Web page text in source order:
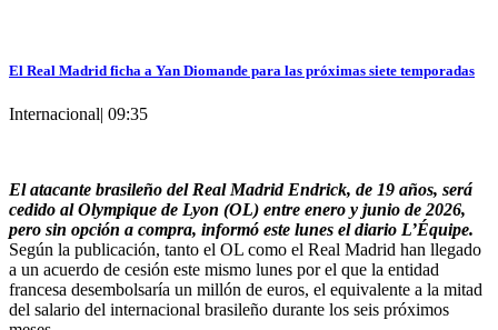
El Real Madrid ficha a Yan Diomande para las próximas siete temporadas
Internacional| 09:35
El atacante brasileño del Real Madrid Endrick, de 19 años, será
cedido al Olympique de Lyon (OL) entre enero y junio de 2026,
pero sin opción a compra, informó este lunes el diario L’Équipe.
Según la publicación, tanto el OL como el Real Madrid han llegado
a un acuerdo de cesión este mismo lunes por el que la entidad
francesa desembolsaría un millón de euros, el equivalente a la mitad
del salario del internacional brasileño durante los seis próximos